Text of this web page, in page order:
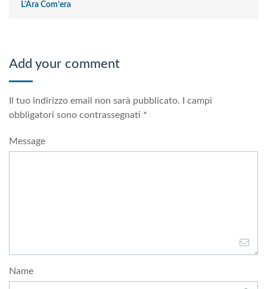
L’Ara Com’era
Add your comment
Il tuo indirizzo email non sarà pubblicato. I campi
obbligatori sono contrassegnati *
Message
Name